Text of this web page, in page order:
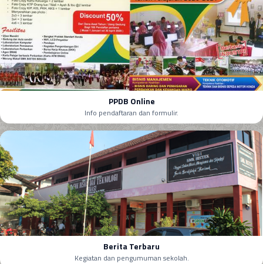
PPDB Online
Info pendaftaran dan formulir.
Berita Terbaru
Kegiatan dan pengumuman sekolah.